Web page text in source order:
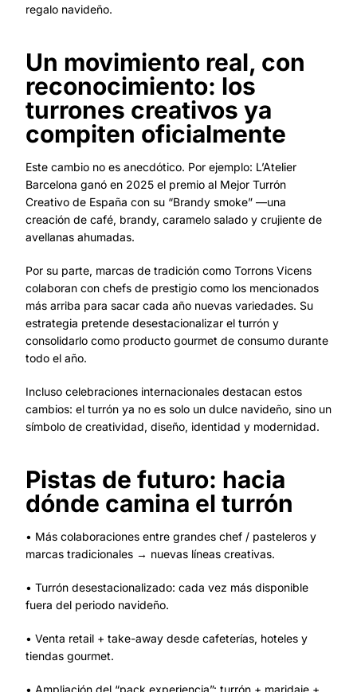
regalo navideño.
Un movimiento real, con
reconocimiento: los
turrones creativos ya
compiten oficialmente
Este cambio no es anecdótico. Por ejemplo: L’Atelier
Barcelona ganó en 2025 el premio al Mejor Turrón
Creativo de España con su “Brandy smoke” —una
creación de café, brandy, caramelo salado y crujiente de
avellanas ahumadas.
Por su parte, marcas de tradición como Torrons Vicens
colaboran con chefs de prestigio como los mencionados
más arriba para sacar cada año nuevas variedades. Su
estrategia pretende desestacionalizar el turrón y
consolidarlo como producto gourmet de consumo durante
todo el año.
Incluso celebraciones internacionales destacan estos
cambios: el turrón ya no es solo un dulce navideño, sino un
símbolo de creatividad, diseño, identidad y modernidad.
Pistas de futuro: hacia
dónde camina el turrón
• Más colaboraciones entre grandes chef / pasteleros y
marcas tradicionales → nuevas líneas creativas.
• Turrón desestacionalizado: cada vez más disponible
fuera del periodo navideño.
• Venta retail + take-away desde cafeterías, hoteles y
tiendas gourmet.
• Ampliación del “pack experiencia”: turrón + maridaje +